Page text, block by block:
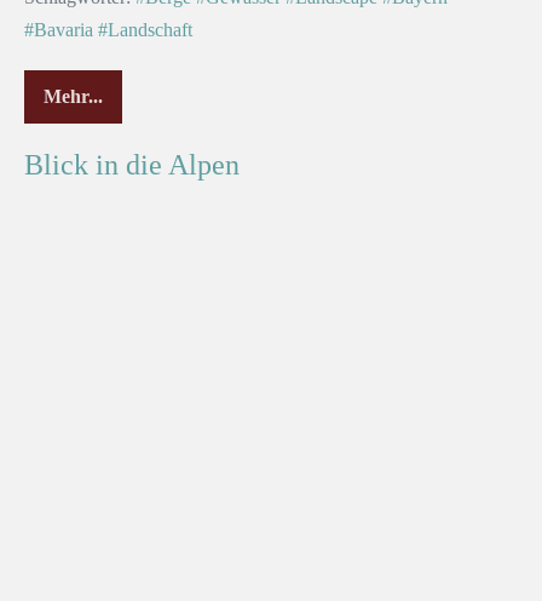
#Bavaria #Landschaft
Mehr...
Blick in die Alpen